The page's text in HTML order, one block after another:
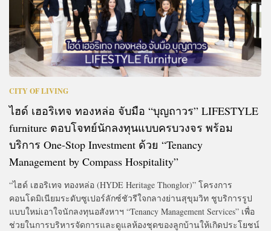
CITY OF LIVING
ไฮด์ เฮอริเทจ ทองหล่อ จับมือ “บุญถาวร” LIFESTYLE
furniture ตอบโจทย์นักลงทุนแบบครบวงจร พร้อม
บริการ One-Stop Investment ด้วย “Tenancy
Management by Compass Hospitality”
“ไฮด์ เฮอริเทจ ทองหล่อ (HYDE Heritage Thonglor)” โครงการ
คอนโดมิเนียมระดับซูเปอร์ลักซ์ชัวรีใจกลางย่านสุขุมวิท ชูบริการรูป
แบบใหม่เอาใจนักลงทุนอสังหาฯ “Tenancy Management Services” เพื่อ
ช่วยในการบริหารจัดการและดูแลห้องชุดของลูกบ้านให้เกิดประโยชน์